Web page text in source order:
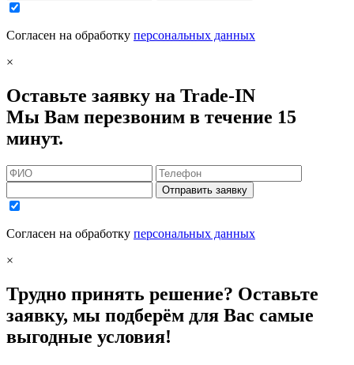
Согласен на обработку персональных данных
×
Оставьте заявку на Trade-IN
Мы Вам перезвоним в течение 15
минут.
Отправить заявку
Согласен на обработку персональных данных
×
Трудно принять решение? Оставьте
заявку, мы подберём для Вас самые
выгодные условия!